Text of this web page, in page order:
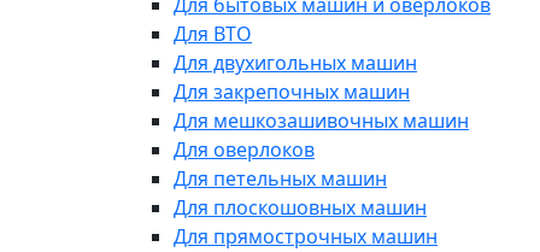
Для бытовых машин и оверлоков
Для ВТО
Для двухигольных машин
Для закрепочных машин
Для мешкозашивочных машин
Для оверлоков
Для петельных машин
Для плоскошовных машин
Для прямострочных машин